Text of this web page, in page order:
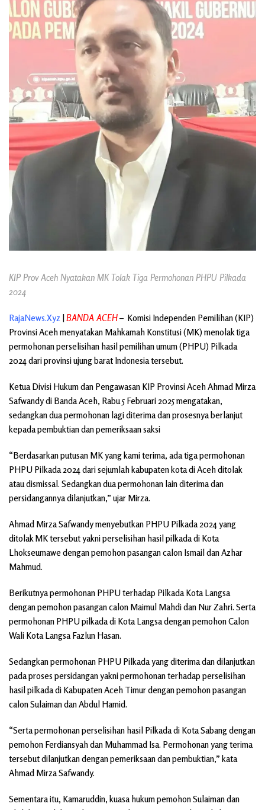
KIP Prov Aceh Nyatakan MK Tolak Tiga Permohonan PHPU Pilkada
2024
RajaNews.Xyz |BANDA ACEH– Komisi Independen Pemilihan (KIP)
Provinsi Aceh menyatakan Mahkamah Konstitusi (MK) menolak tiga
permohonan perselisihan hasil pemilihan umum (PHPU) Pilkada
2024 dari provinsi ujung barat Indonesia tersebut.
Ketua Divisi Hukum dan Pengawasan KIP Provinsi Aceh Ahmad Mirza
Safwandy di Banda Aceh, Rabu 5 Februari 2025 mengatakan,
sedangkan dua permohonan lagi diterima dan prosesnya berlanjut
kepada pembuktian dan pemeriksaan saksi
“Berdasarkan putusan MK yang kami terima, ada tiga permohonan
PHPU Pilkada 2024 dari sejumlah kabupaten kota di Aceh ditolak
atau dismissal. Sedangkan dua permohonan lain diterima dan
persidangannya dilanjutkan,” ujar Mirza.
Ahmad Mirza Safwandy menyebutkan PHPU Pilkada 2024 yang
ditolak MK tersebut yakni perselisihan hasil pilkada di Kota
Lhokseumawe dengan pemohon pasangan calon Ismail dan Azhar
Mahmud.
Berikutnya permohonan PHPU terhadap Pilkada Kota Langsa
dengan pemohon pasangan calon Maimul Mahdi dan Nur Zahri. Serta
permohonan PHPU pilkada di Kota Langsa dengan pemohon Calon
Wali Kota Langsa Fazlun Hasan.
Sedangkan permohonan PHPU Pilkada yang diterima dan dilanjutkan
pada proses persidangan yakni permohonan terhadap perselisihan
hasil pilkada di Kabupaten Aceh Timur dengan pemohon pasangan
calon Sulaiman dan Abdul Hamid.
“Serta permohonan perselisihan hasil Pilkada di Kota Sabang dengan
pemohon Ferdiansyah dan Muhammad Isa. Permohonan yang terima
tersebut dilanjutkan dengan pemeriksaan dan pembuktian,” kata
Ahmad Mirza Safwandy.
Sementara itu, Kamaruddin, kuasa hukum pemohon Sulaiman dan